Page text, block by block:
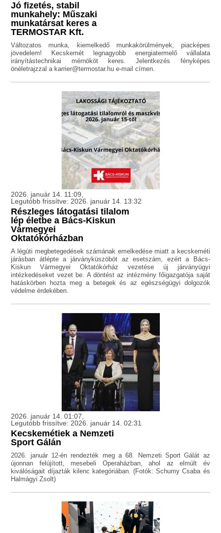
Jó fizetés, stabil
munkahely: Műszaki
munkatársat keres a
TERMOSTAR Kft.
Változatos munka, kiemelkedő munkakörülmények, piacképes
jövedelem! Kecskemét legnagyobb energiatermelő vállalata
irányítástechnikai mérnököt keres. Jelentkezés fényképes
önéletrajzzal a karrier@termostar.hu e-mail címen.
2026. január 14. 11:09,
Legutóbb frissítve: 2026. január 14. 13:32
Részleges látogatási tilalom
lép életbe a Bács-Kiskun
Vármegyei
Oktatókórházban
A légúti megbetegedések számának emelkedése miatt a kecskeméti
járásban átlépte a járványküszöböt az esetszám, ezért a Bács-
Kiskun Vármegyei Oktatókórház vezetése új járványügyi
intézkedéseket vezet be. A döntést az intézmény főigazgatója saját
hatáskörben hozta meg a betegek és az egészségügyi dolgozók
védelme érdekében.
2026. január 14. 01:07,
Legutóbb frissítve: 2026. január 14. 02:31
Kecskemétiek a Nemzeti
Sport Gálán
2026. január 12-én rendezték meg a 68. Nemzeti Sport Gálát az
újonnan felújított, mesebeli Operaházban, ahol az elmúlt év
kiválóságait díjazták kilenc kategóriában. (Fotók: Schumy Csaba és
Halmágyi Zsolt)